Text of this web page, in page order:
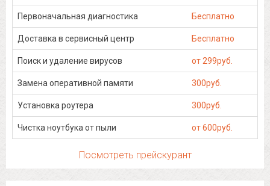
Первоначальная диагностика Бесплатно
Доставка в сервисный центр Бесплатно
Поиск и удаление вирусов от 299руб.
Замена оперативной памяти 300руб.
Установка роутера 300руб.
Чистка ноутбука от пыли от 600руб.
Посмотреть прейскурант